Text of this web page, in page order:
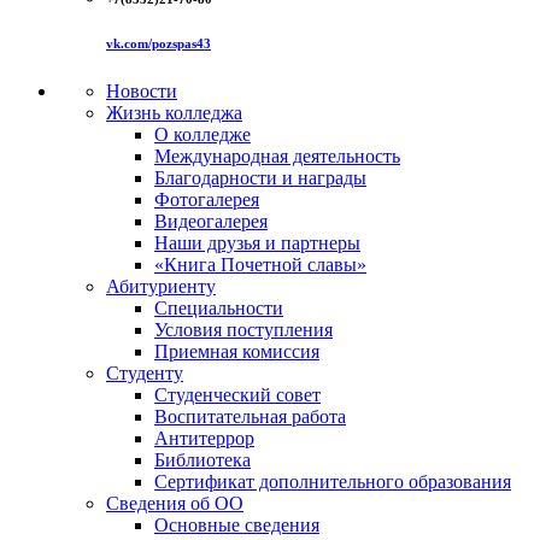
vk.com/pozspas43
Новости
Жизнь колледжа
О колледже
Международная деятельность
Благодарности и награды
Фотогалерея
Видеогалерея
Наши друзья и партнеры
«Книга Почетной славы»
Абитуриенту
Специальности
Условия поступления
Приемная комиссия
Студенту
Студенческий совет
Воспитательная работа
Антитеррор
Библиотека
Сертификат дополнительного образования
Сведения об ОО
Основные сведения